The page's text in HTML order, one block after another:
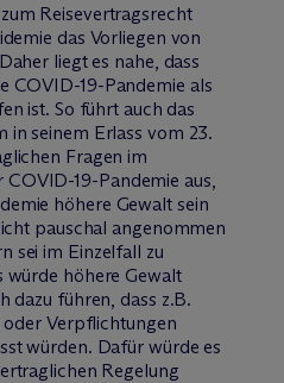
Reisevertragsrecht
das Vorliegen von
liegt es nahe, dass
COVID-19-Pandemie als
ist. So führt auch das
in seinem Erlass vom 23.
Fragen im
19-Pandemie aus,
höhere Gewalt sein
pauschal angenommen
sei im Einzelfall zu
höhere Gewalt
dazu führen, dass z.B.
Verpflichtungen
würden. Dafür würde es
Regelung